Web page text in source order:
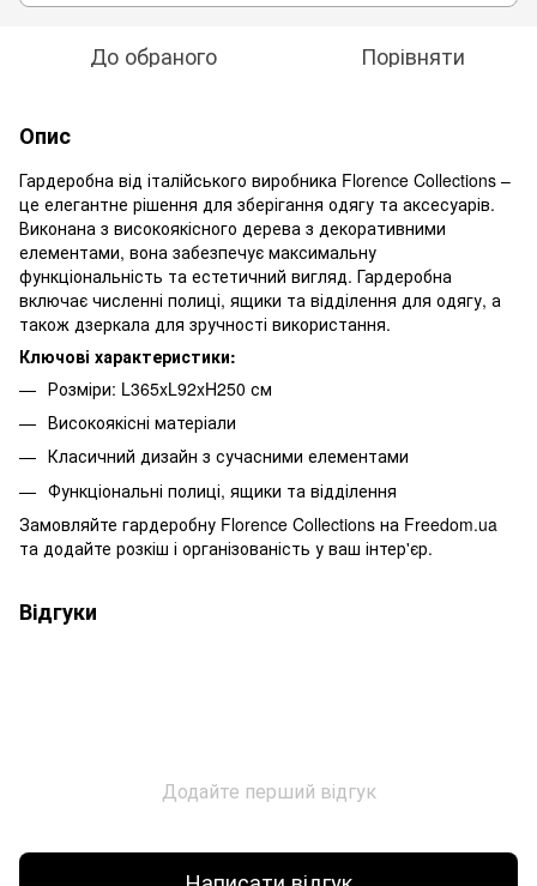
До обраного Порівняти
Опис
Гардеробна від італійського виробника Florence Collections –
це елегантне рішення для зберігання одягу та аксесуарів.
Виконана з високоякісного дерева з декоративними
елементами, вона забезпечує максимальну
функціональність та естетичний вигляд. Гардеробна
включає численні полиці, ящики та відділення для одягу, а
також дзеркала для зручності використання.
Ключові характеристики:
Розміри: L365xL92xH250 см
Високоякісні матеріали
Класичний дизайн з сучасними елементами
Функціональні полиці, ящики та відділення
Замовляйте гардеробну Florence Collections на Freedom.ua
та додайте розкіш і організованість у ваш інтер'єр.
Відгуки
Додайте перший відгук